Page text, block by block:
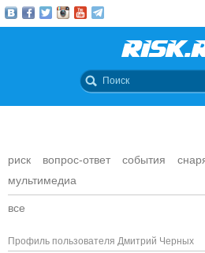
риск вопрос-ответ события
мультимедиа
все
Профиль пользователя Дмитрий Черных